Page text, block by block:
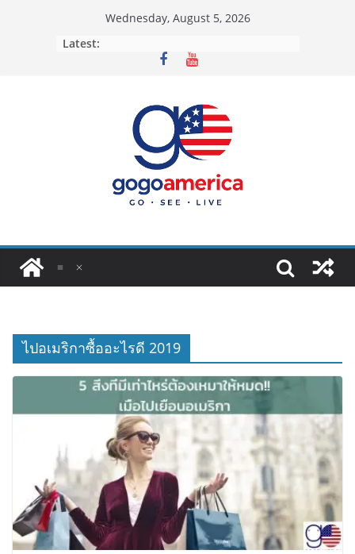
Wednesday, August 5, 2026
Latest:
ไปอเมริกาซื้ออะไรดี 2019